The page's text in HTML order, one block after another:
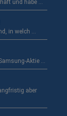
und habe …
in welch …
Aktie …
aber